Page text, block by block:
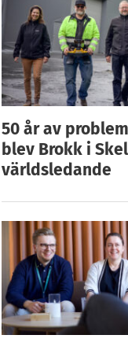
50 år av
blev Brokk i
världsledande